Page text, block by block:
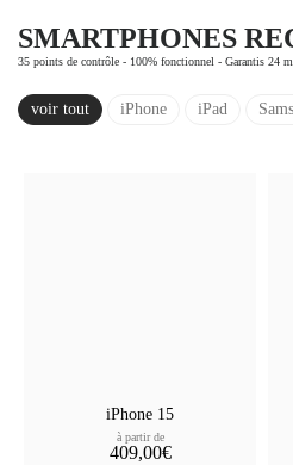
SMARTPHONES
35 points de contrôle - 100% fonctionnel - Garantis 24
voir tout iPhone iPad
iPhone 15
à partir de
409,00€